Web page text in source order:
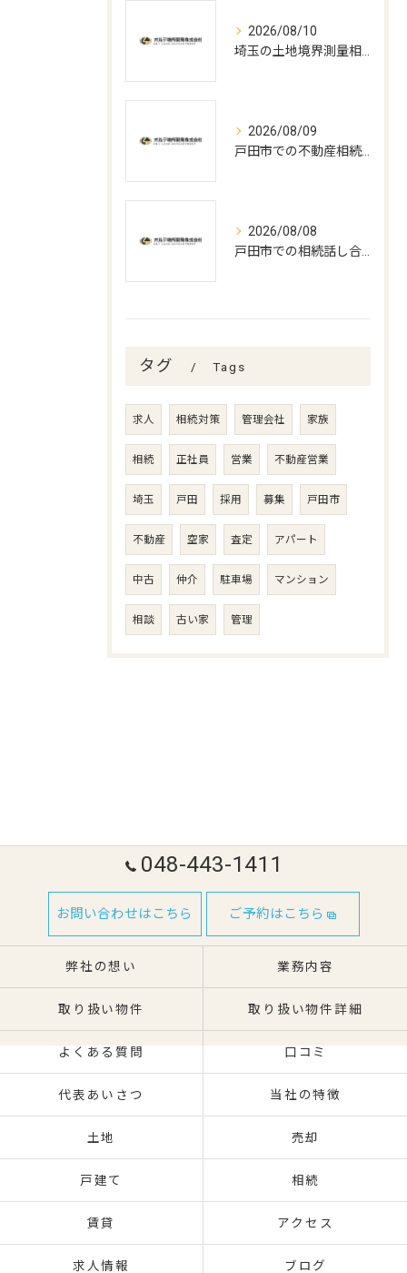
2026/08/10
2026/08/09
2026/08/08
タグ Tags
求人 相続対策 管理会社 家族
相続 正社員 営業 不動産営業
埼玉 戸田 採用 募集 戸田市
不動産 空家 査定 アパート
中古 仲介 駐車場 マンション
相談 古い家 管理
048-443-1411
お問い合わせはこちら ご予約はこちら
弊社の想い 業務内容
取り扱い物件 取り扱い物件詳細
よくある質問 口コミ
代表あいさつ 当社の特徴
土地 売却
戸建て 相続
賃貸 アクセス
求人情報 ブログ